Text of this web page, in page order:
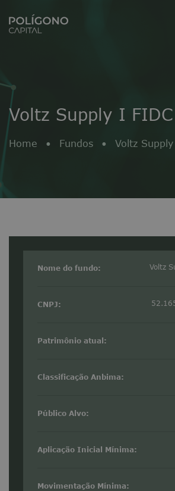
Voltz Supply I
Home • Fundos • Voltz Supply
Nome do fundo: Voltz
CNPJ:
Patrimônio atual:
Classificação Anbima:
Público Alvo:
Aplicação Inicial Mínima:
Movimentação Mínima: